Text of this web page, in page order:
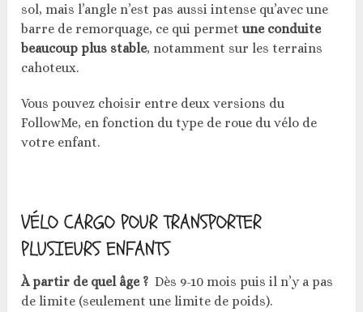
sol, mais l’angle n’est pas aussi intense qu’avec une
barre de remorquage, ce qui permetune conduite
beaucoup plus stable, notamment sur les terrains
cahoteux.
Vous pouvez choisir entre deux versions du
FollowMe, en fonction du type de roue du vélo de
votre enfant.
VÉLO CARGO POUR TRANSPORTER
PLUSIEURS ENFANTS
À partir de quel âge ? Dès 9-10 mois puis il n’y a pas
de limite (seulement une limite de poids).